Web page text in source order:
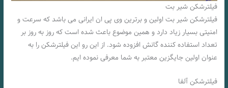
فیلترشکن شیر بت
فیلترشکن شیر بت اولین و برترین وی پی ان ایرانی می باشد که سرعت و
امنیتی بسیار زیاد دارد و همین موضوع باعث شده است که روز به روز بر
تعداد استفاده کننده گانش افزوده شود. از این رو این فیلترشکن را به
عنوان اولین جایگزین معتبر به شما معرفی نموده ایم.
فیلترشکن آلفا